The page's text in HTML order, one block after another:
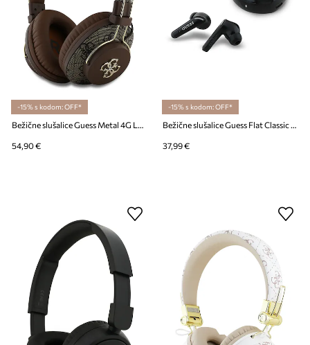
-15% s kodom: OFF*
Bežične slušalice Guess Metal 4G Logo
54,90 €
-15% s kodom: OFF*
Bežične slušalice Guess Flat Classic Logo Electroplated
37,99 €